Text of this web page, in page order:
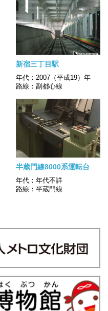
新宿三丁目駅
年代：2007（平成19）年
路線：副都心線
半蔵門線8000系運転台
年代：年代不詳
路線：半蔵門線